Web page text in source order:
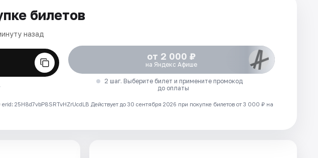
билетов
назад
от 2 000 ₽
на Яндекс Афише
2 шаг. Выберите билет и примените промокод
до оплаты
25H8d7vbP8SRTvHZrUcdLB Действует до 30 сентября 2026 при покупке билетов от 3 000 ₽ на